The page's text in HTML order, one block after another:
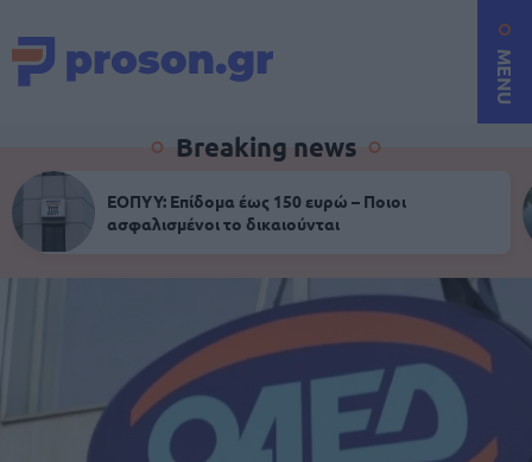
MENU
Breaking news
ΕΟΠΥΥ: Επίδομα έως 150 ευρώ – Ποιοι
ασφαλισμένοι το δικαιούνται